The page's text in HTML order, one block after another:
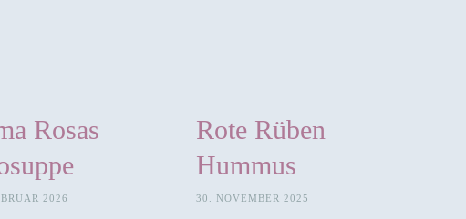
Rosas
2026
Rote Rüben
Hummus
30. NOVEMBER 2025